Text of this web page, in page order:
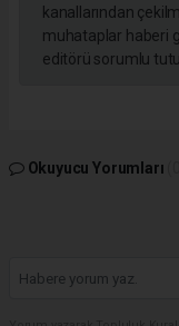
kanallarından
muhataplar haberi
editörü sorumlu
Okuyucu Yorumları